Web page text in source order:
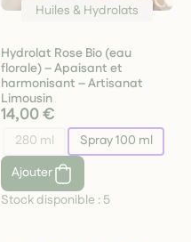
Huiles & Hydrolats
Hydrolat Rose Bio (eau
florale) – Apaisant et
harmonisant – Artisanat
Limousin
14,00 €
280 ml
Spray 100 ml
Ajouter
Stock disponible : 5